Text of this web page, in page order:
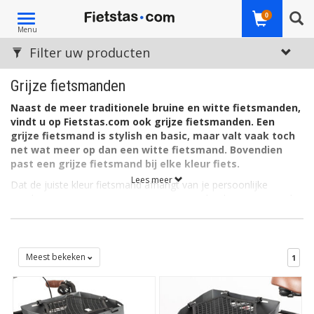
Toggle
navigation
Menu
0
Grijze fietsmanden
Naast de meer traditionele bruine en witte fietsmanden,
vindt u op Fietstas.com ook grijze fietsmanden. Een
grijze fietsmand is stylish en basic, maar valt vaak toch
net wat meer op dan een witte fietsmand. Bovendien
past een grijze fietsmand bij elke kleur fiets.
Dat de juiste kleur fietsmand afhangt van je persoonlijke
fietsmanden, maar ook lichtgrijze en zilverkleurige.
Een grijze fietsmand is tijdloos
Grijs (of zilver) is een gewilde kleur voor een fietsaccessoires.
Lees meer
Filter uw producten
Meest bekeken 1